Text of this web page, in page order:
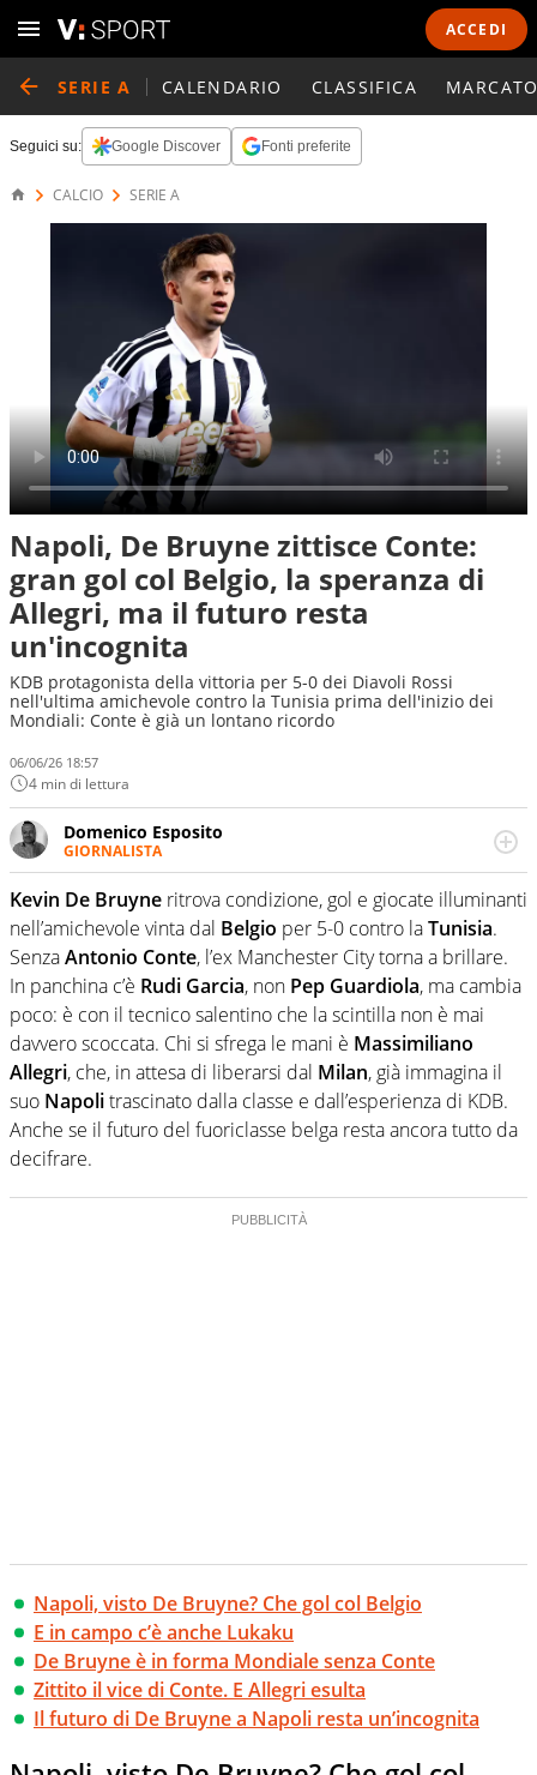
ACCEDI
SERIE A CALENDARIO CLASSIFICA
Seguici su: Google Discover Fonti preferite
CALCIO SERIE A
Napoli, De Bruyne zittisce Conte:
gran gol col Belgio, la speranza di
Allegri, ma il futuro resta
un'incognita
KDB protagonista della vittoria per 5-0 dei Diavoli Rossi
nell'ultima amichevole contro la Tunisia prima dell'inizio dei
Mondiali: Conte è già un lontano ricordo
06/06/26 18:57
4 min di lettura
Domenico Esposito
GIORNALISTA
Da vent’anni in campo e sul campo per vivere ogni evento
in tutte le sue sfaccettature. Passione smisurata per il
calcio e per la sfera di cuoio. Il pallone è una cosa
serissima, guai a dirgli di no
Kevin De Bruyne ritrova condizione, gol e giocate illuminanti
nell’amichevole vinta dal Belgio per 5-0 contro laTunisia.
SenzaAntonio Conte, l’ex Manchester City torna a brillare.
In panchina c’è Rudi Garcia, non Pep Guardiola, ma cambia
poco: è con il tecnico salentino che la scintilla non è mai
davvero scoccata. Chi si sfrega le mani è Massimiliano
Allegri, che, in attesa di liberarsi dal Milan, già immagina il
suo Napolitrascinato dalla classe e dall’esperienza di KDB.
Anche se il futuro del fuoriclasse belga resta ancora tutto da
decifrare.
Napoli, visto De Bruyne? Che gol col Belgio
E in campo c’è anche Lukaku
De Bruyne è in forma Mondiale senza Conte
Zittito il vice di Conte. E Allegri esulta
Il futuro di De Bruyne a Napoli resta un’incognita